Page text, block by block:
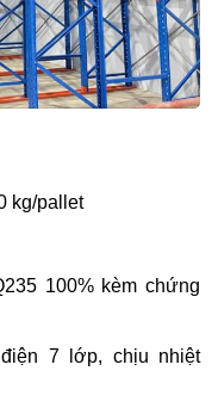
kg/pallet
100% kèm chứng
7 lớp, chịu nhiệt